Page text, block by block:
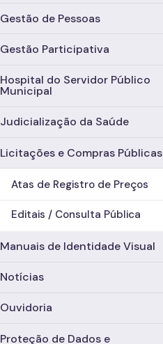
Gestão de Pessoas
Gestão Participativa
Hospital do Servidor Público
Municipal
Judicialização da Saúde
Licitações e Compras Públicas
Atas de Registro de Preços
Editais / Consulta Pública
Manuais de Identidade Visual
Notícias
Ouvidoria
Proteção de Dados e